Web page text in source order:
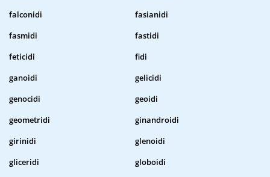
falconidi
fasianidi
fasmidi
fastidi
feticidi
fidi
ganoidi
gelicidi
genocidi
geoidi
geometridi
ginandroidi
girinidi
glenoidi
gliceridi
globoidi